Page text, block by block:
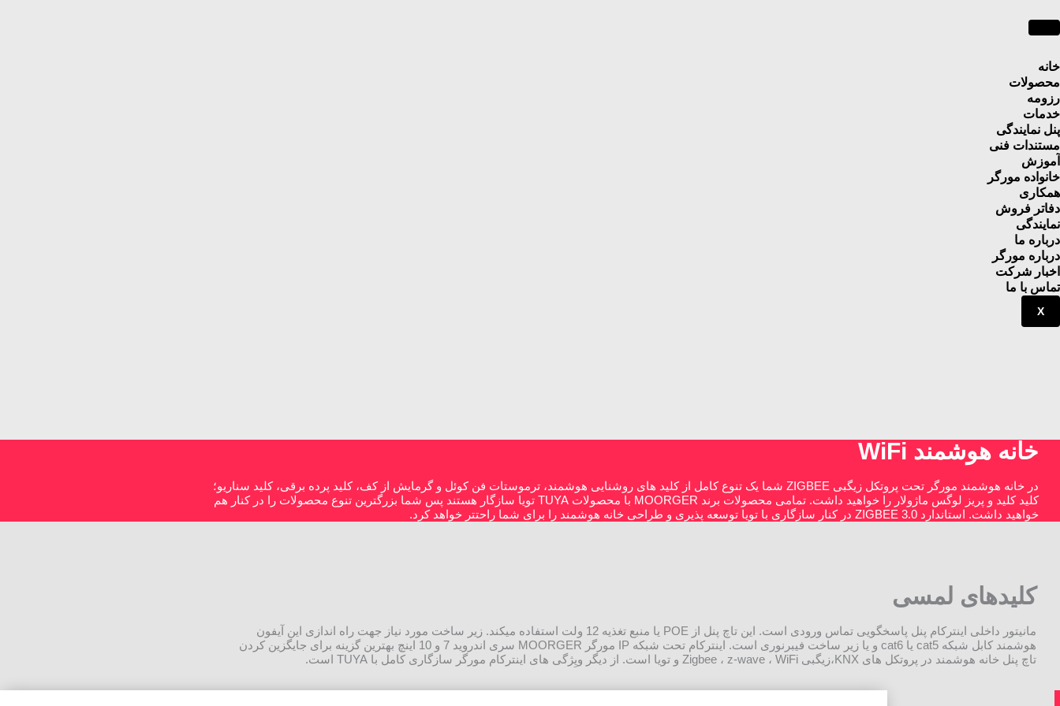
خانه
محصولات
رزومه
خدمات
پنل نمایندگی
مستندات فنی
آموزش
خانواده مورگر
همکاری
دفاتر فروش
نمایندگی
درباره ما
درباره مورگر
اخبار شرکت
تماس با ما
X
خانه هوشمند WiFi
در خانه هوشمند مورگر تحت پروتکل زیگبی ZIGBEE شما یک تنوع کامل از کلید های روشنایی هوشمند، ترموستات فن کوئل و گرمایش از کف، کلید پرده برقی، کلید سناریو؛
کلید کلید و پریز لوگس ماژولار را خواهید داشت. تمامی محصولات برند MOORGER با محصولات TUYA تویا سازگار هستند پس شما بزرگترین تنوع محصولات را در کنار هم
خواهید داشت. استاندارد ZIGBEE 3.0 در کنار سازگاری با تویا توسعه پذیری و طراحی خانه هوشمند را برای شما راحتتر خواهد کرد.
کلیدهای لمسی
مانیتور داخلی اینترکام پنل پاسخگویی تماس ورودی است. این تاچ پنل از POE یا منبع تغذیه 12 ولت استفاده میکند. زیر ساخت مورد نیاز جهت راه اندازی این آیفون
هوشمند کابل شبکه cat5 یا cat6 و یا زیر ساخت فیبرنوری است. اینترکام تحت شبکه IP مورگر MOORGER سری اندروید 7 و 10 اینچ بهترین گزینه برای جایگزین کردن
تاچ پنل خانه هوشمند در پروتکل های KNX،زیگبی Zigbee ، z-wave ، WiFi و تویا است. از دیگر ویِژگی های اینترکام مورگر سازگاری کامل با TUYA است.